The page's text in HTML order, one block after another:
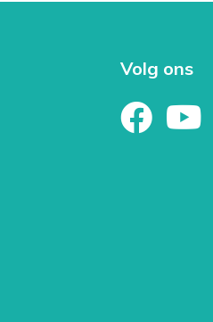
Volg ons